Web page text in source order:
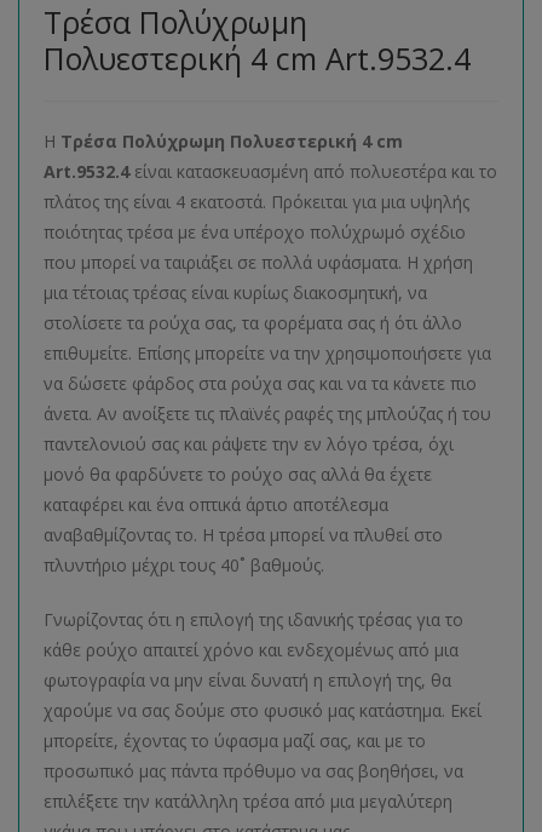
Τρέσα Πολύχρωμη
Πολυεστερική 4 cm Art.9532.4
Η Τρέσα Πολύχρωμη Πολυεστερική 4 cm
Art.9532.4είναι κατασκευασμένη από πολυεστέρα και το
πλάτος της είναι 4 εκατοστά. Πρόκειται για μια υψηλής
ποιότητας τρέσα με ένα υπέροχο πολύχρωμό σχέδιο
που μπορεί να ταιριάξει σε πολλά υφάσματα. Η χρήση
μια τέτοιας τρέσας είναι κυρίως διακοσμητική, να
στολίσετε τα ρούχα σας, τα φορέματα σας ή ότι άλλο
επιθυμείτε. Επίσης μπορείτε να την χρησιμοποιήσετε για
να δώσετε φάρδος στα ρούχα σας και να τα κάνετε πιο
άνετα. Αν ανοίξετε τις πλαϊνές ραφές της μπλούζας ή του
παντελονιού σας και ράψετε την εν λόγο τρέσα, όχι
μονό θα φαρδύνετε το ρούχο σας αλλά θα έχετε
καταφέρει και ένα οπτικά άρτιο αποτέλεσμα
αναβαθμίζοντας το. Η τρέσα μπορεί να πλυθεί στο
πλυντήριο μέχρι τους 40˚ βαθμούς.
Γνωρίζοντας ότι η επιλογή της ιδανικής τρέσας για το
κάθε ρούχο απαιτεί χρόνο και ενδεχομένως από μια
φωτογραφία να μην είναι δυνατή η επιλογή της, θα
χαρούμε να σας δούμε στο φυσικό μας κατάστημα. Εκεί
μπορείτε, έχοντας το ύφασμα μαζί σας, και με το
προσωπικό μας πάντα πρόθυμο να σας βοηθήσει, να
επιλέξετε την κατάλληλη τρέσα από μια μεγαλύτερη